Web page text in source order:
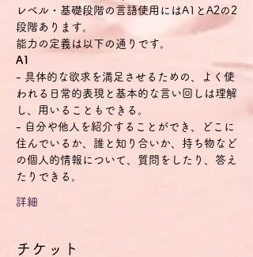
レベル・基礎段階の言語使用にはA1とA2の2
段階あります。
能力の定義は以下の通りです。
A1
- 具体的な欲求を満足させるための、よく使
われる日常的表現と基本的な言い回しは理解
し、用いることもできる。
- 自分や他人を紹介することができ、どこに
住んでいるか、誰と知り合いか、持ち物など
の個人的情報について、質問をしたり、答え
たりできる。
詳細
チケット